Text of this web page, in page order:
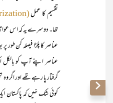
تقسیم کا عمل(polarization)
تھا۔ دوسرے یہ کہ اس
عناصر کا پلڑا فیصلہ کن طور
عناصر اپنے آپ کو بالکل
گرفتار پا رہے تھے اور اگر
کوئی شک نہیں کہ